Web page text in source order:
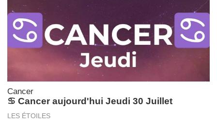
Cancer
♋ Cancer aujourd'hui Jeudi 30 Juillet
LES ÉTOILES